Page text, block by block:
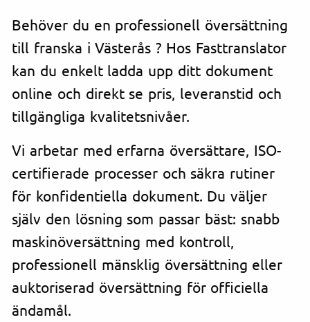
Behöver du en professionell översättning
till franska i Västerås ? Hos Fasttranslator
kan du enkelt ladda upp ditt dokument
online och direkt se pris, leveranstid och
tillgängliga kvalitetsnivåer.
Vi arbetar med erfarna översättare, ISO-
certifierade processer och säkra rutiner
för konfidentiella dokument. Du väljer
själv den lösning som passar bäst: snabb
maskinöversättning med kontroll,
professionell mänsklig översättning eller
auktoriserad översättning för officiella
ändamål.